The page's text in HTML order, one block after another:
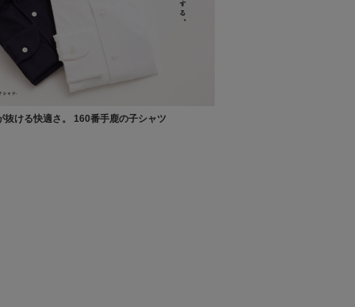
抜ける快適さ。 160番手鹿の子シャツ